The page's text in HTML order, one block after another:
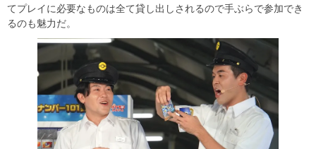
てプレイに必要なものは全て貸し出しされるので手ぶらで参加でき
るのも魅力だ。